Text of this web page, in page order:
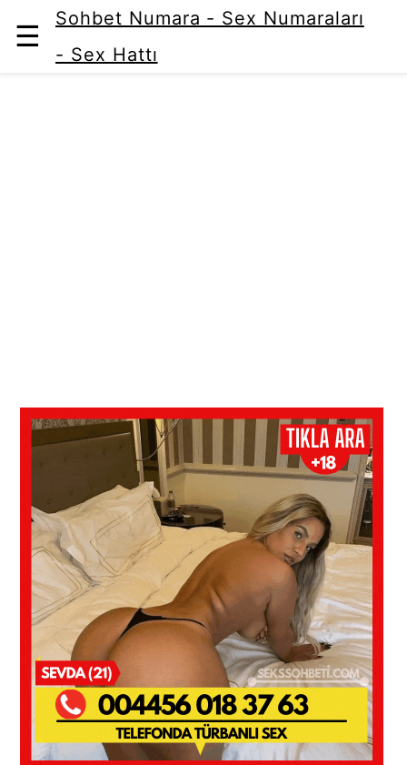
☰
Sohbet Numara - Sex Numaraları
- Sex Hattı